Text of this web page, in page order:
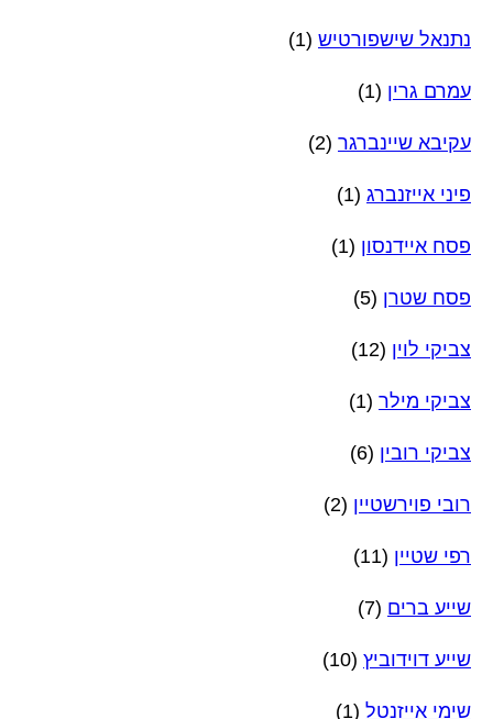
נתנאל שישפורטיש (1)
עמרם גרין (1)
עקיבא שיינברגר (2)
פיני אייזנברג (1)
פסח איידנסון (1)
פסח שטרן (5)
צביקי לוין (12)
צביקי מילר (1)
צביקי רובין (6)
רובי פוירשטיין (2)
רפי שטיין (11)
שייע ברים (7)
שייע דוידוביץ (10)
שימי אייזנטל (1)